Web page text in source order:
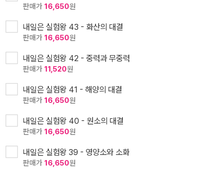
판매가 16,650원
내일은 실험왕 43 - 화산의 대결
판매가 16,650원
내일은 실험왕 42 - 중력과 무중력
판매가 11,520원
내일은 실험왕 41 - 해양의 대결
판매가 16,650원
내일은 실험왕 40 - 원소의 대결
판매가 16,650원
내일은 실험왕 39 - 영양소와 소화
판매가 16,650원